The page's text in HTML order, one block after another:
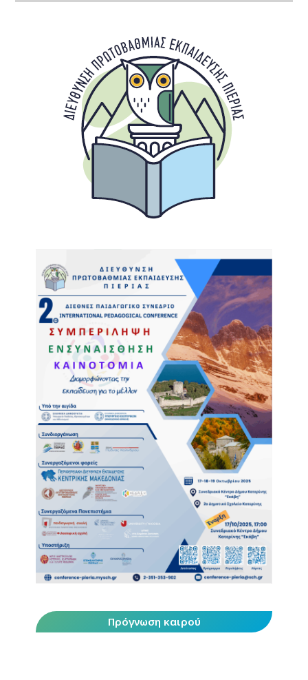
Πρόγνωση καιρού